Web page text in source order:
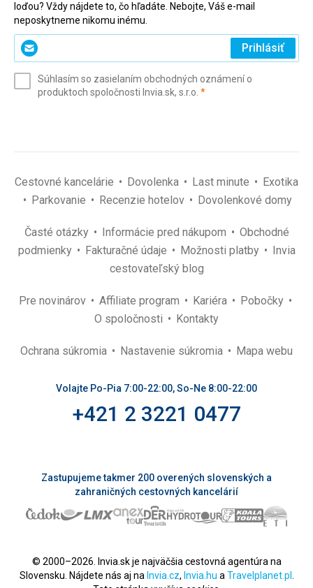
loďou? Vždy nájdete to, čo hľadáte. Nebojte, Váš e-mail
neposkytneme nikomu inému.
Zadajte
svoj
(povinné)
Prihlásiť
Súhlasím so zasielaním obchodných oznámení o
produktoch spoločnosti Invia.sk, s.r.o. *(povinné)
Cestovné kancelárie Dovolenka Last minute
Exotika
Parkovanie
Recenzie hotelov Dovolenkové domy
Časté otázky Informácie pred nákupom
Obchodné
podmienky
Fakturačné údaje Možnosti platby
Invia
cestovateľský blog
Pre novinárov Affiliate program Kariéra
Pobočky
O spoločnosti
Kontakty
Ochrana súkromia Nastavenie súkromia Mapa webu
Volajte Po-Pia 7:00-22:00, So-Ne 8:00-22:00
+421 2 3221 0477
Zastupujeme takmer 200 overených slovenských a
zahraničných cestovných kancelárií
© 2000–2026. Invia.sk je najväčšia cestovná agentúra na
Slovensku. Nájdete nás aj na Invia.cz, Invia.hu aTravelplanet.pl .